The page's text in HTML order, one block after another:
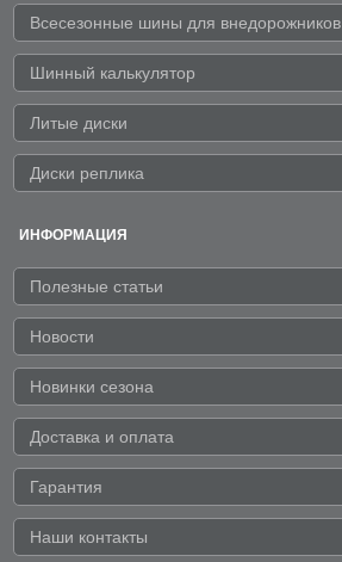
Всесезонные шины для внедорожников
Шинный калькулятор
Литые диски
Диски реплика
ИНФОРМАЦИЯ
Полезные статьи
Новости
Новинки сезона
Доставка и оплата
Гарантия
Наши контакты